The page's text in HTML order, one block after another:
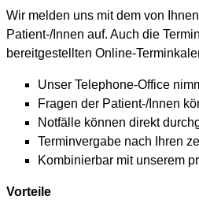
Wir melden uns mit dem von
Patient-/Innen auf. Auch die
bereitgestellten Online-
Unser Telephone-Office
Fragen der Patient-/Innen
Notfälle können direkt
Terminvergabe nach Ihren
Kombinierbar mit unserem
Vorteile